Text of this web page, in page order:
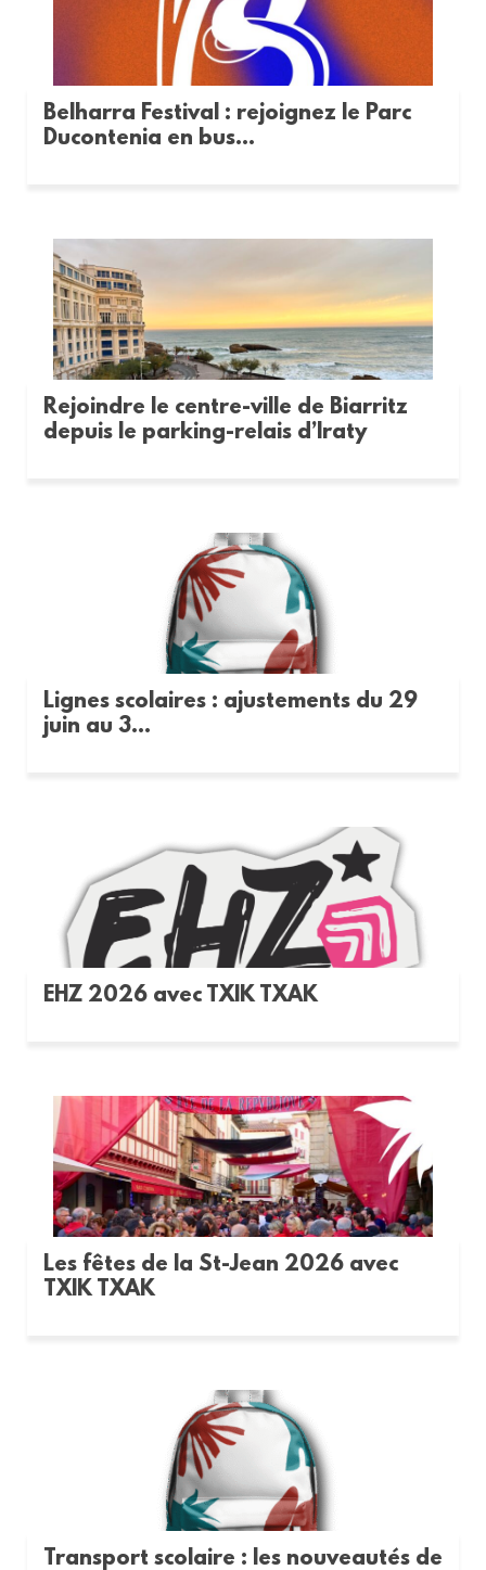
Belharra Festival : rejoignez le Parc
Ducontenia en bus...
Rejoindre le centre-ville de Biarritz
depuis le parking-relais d’Iraty
Lignes scolaires : ajustements du 29
juin au 3...
EHZ 2026 avec TXIK TXAK
Les fêtes de la St-Jean 2026 avec
TXIK TXAK
Transport scolaire : les nouveautés de